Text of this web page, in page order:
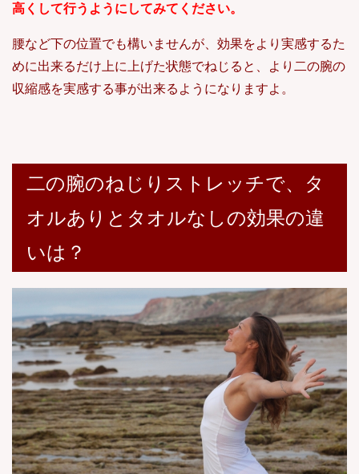
高くして行うようにしてみてください。
腰など下の位置でも構いませんが、効果をより実感するた
めに出来るだけ上に上げた状態でねじると、より二の腕の
収縮感を実感する事が出来るようになりますよ。
二の腕のねじりストレッチで、タ
オルありとタオルなしの効果の違
いは？